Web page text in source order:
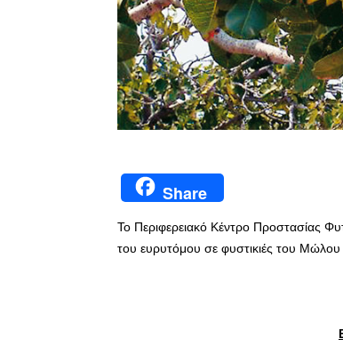
Share
Το Περιφερειακό Κέντρο Προστασίας
του ευρυτόμου σε φυστικιές του